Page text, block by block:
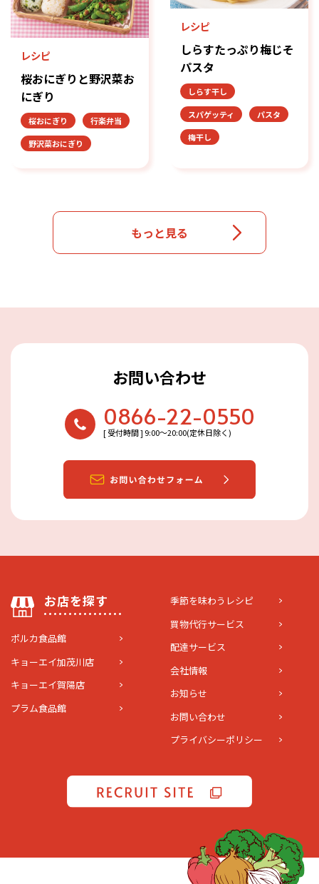
レシピ
桜おにぎりと野沢菜お
にぎり
桜おにぎり
行楽弁当
野沢菜おにぎり
レシピ
しらすたっぷり梅じそ
パスタ
しらす干し
スパゲッティ
パスタ
梅干し
もっと見る
お問い合わせ
0866-22-0550
[ 受付時間 ] 9:00〜20:00(定休日除く)
お店を探す
ポルカ食品館
キョーエイ加茂川店
キョーエイ賀陽店
プラム食品館
季節を味わうレシピ
買物代行サービス
配達サービス
会社情報
お知らせ
お問い合わせ
プライバシーポリシー